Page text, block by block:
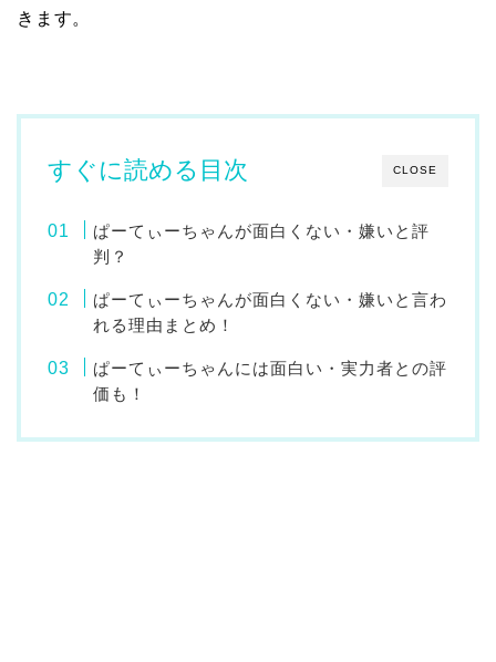
きます。
CLOSE
すぐに読める目次
ぱーてぃーちゃんが面白くない・嫌いと評
判？
ぱーてぃーちゃんが面白くない・嫌いと言わ
れる理由まとめ！
ぱーてぃーちゃんには面白い・実力者との評
価も！